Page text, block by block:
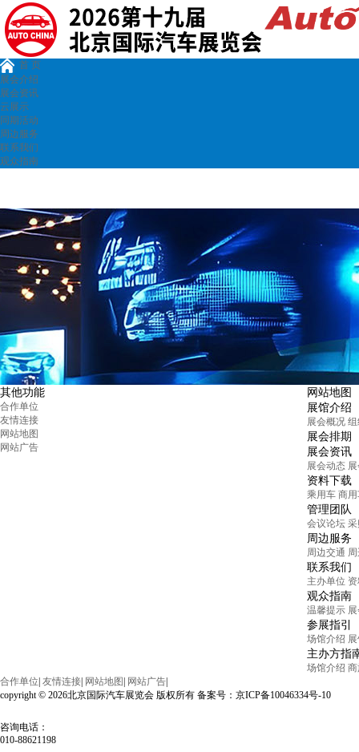
首 页
展会介绍
展会资讯
云展示
同期活动
周边服务
联系我们
观众指南
其他功能
合作单位
友情连接
网站地图
网站广告
网站地图
展馆介绍
展会概况
展会排期
展会资讯
展会动态
资料下载
乘用车 商
管理团队
会议论坛
周边服务
周边交通
联系我们
主办单位
观众指南
温馨提示
参展指引
场馆介绍
主办方指
场馆介绍
合作单位 友情连接 网站地图 网站广告
copyright © 2026北京国际汽车展览会 版权所有 备案号：京ICP备10046334号-10
咨询电话：
010-88621198